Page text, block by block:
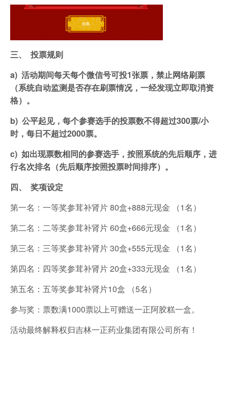
三、 投票规则
a) 活动期间每天每个微信号可投1张票，禁止网络刷票
（系统自动监测是否存在刷票情况，一经发现立即取消资
格）。
b) 公平起见，每个参赛选手的投票数不得超过300票/小
时，每日不超过2000票。
c) 如出现票数相同的参赛选手，按照系统的先后顺序，进
行名次排名（先后顺序按照投票时间排序）。
四、 奖项设定
第一名：一等奖参茸补肾片 80盒+888元现金 （1名）
第二名：二等奖参茸补肾片 60盒+666元现金 （1名）
第三名：三等奖参茸补肾片 30盒+555元现金 （1名）
第四名：四等奖参茸补肾片 20盒+333元现金 （1名）
第五名：五等奖参茸补肾片10盒 （5名）
参与奖：票数满1000票以上可赠送一正阿胶糕一盒。
活动最终解释权归吉林一正药业集团有限公司所有！